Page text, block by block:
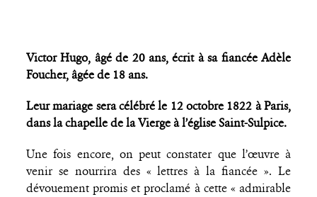
Victor Hugo, âgé de 20 ans, écrit à sa fiancée Adèle
Foucher, âgée de 18 ans.
Leur mariage sera célébré le 12 octobre 1822 à Paris,
dans la chapelle de la Vierge à l’église Saint-Sulpice.
Une fois encore, on peut constater que l’œuvre à
venir se nourrira des « lettres à la fiancée ». Le
dévouement promis et proclamé à cette « admirable